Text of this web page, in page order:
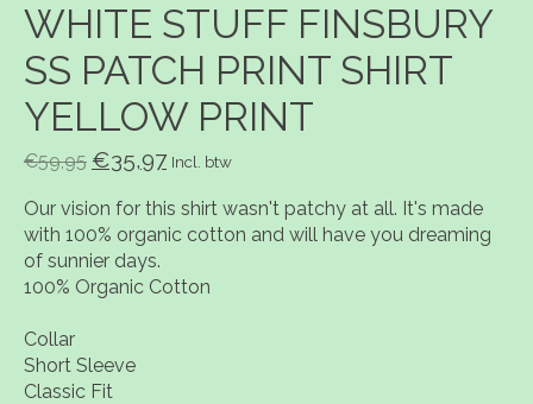
WHITE STUFF FINSBURY
SS PATCH PRINT SHIRT
YELLOW PRINT
€59,95 €35,97 Incl. btw
Our vision for this shirt wasn't patchy at all. It's made
with 100% organic cotton and will have you dreaming
of sunnier days.
100% Organic Cotton
Collar
Short Sleeve
Classic Fit